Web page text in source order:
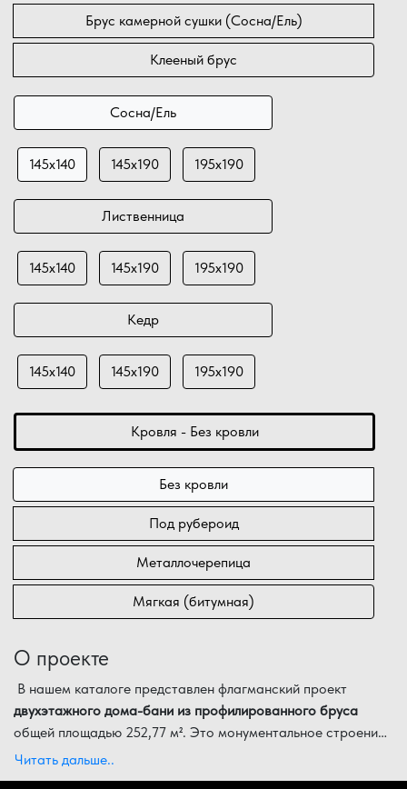
Брус камерной сушки (Сосна/Ель)
Клееный брус
Сосна/Ель
145х140 145х190 195х190
Лиственница
145х140 145х190 195х190
Кедр
145х140 145х190 195х190
Кровля - Без кровли
Без кровли
Под рубероид
Металлочерепица
Мягкая (битумная)
О проекте
В нашем каталоге представлен флагманский проект
двухэтажного дома-бани из профилированного бруса
общей площадью 252,77 м². Это монументальное строение
с габаритами 18,10 на 9,90 метров представляет собой
Детальная экспликация помещений по уровням:
Читать дальше..